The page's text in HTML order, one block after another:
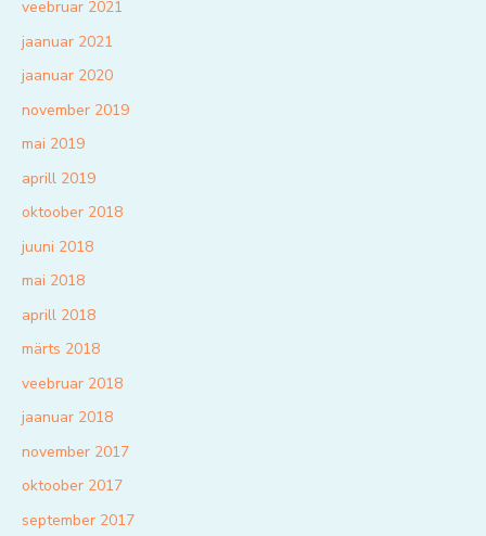
veebruar 2021
jaanuar 2021
jaanuar 2020
november 2019
mai 2019
aprill 2019
oktoober 2018
juuni 2018
mai 2018
aprill 2018
märts 2018
veebruar 2018
jaanuar 2018
november 2017
oktoober 2017
september 2017